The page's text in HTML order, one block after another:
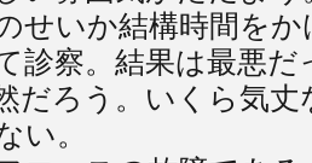
せいか結構時間を
診察。結果は最悪
だろう。いくら気
い。